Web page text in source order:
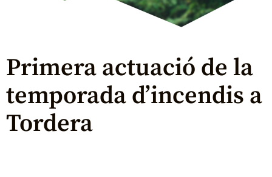
Primera actuació de la
temporada d’incendis a
Tordera